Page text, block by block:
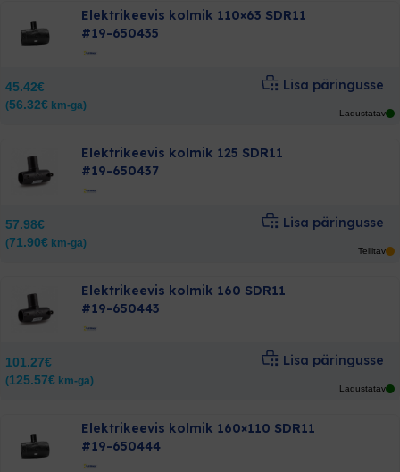
Välisvõrgud
Drenaaž
Kaablikaitse torud
Kiilsiibrid, spindlid ja muud ventiilid
PE liitmikud
Abimaterjalid
Elektrikeevisliitmikud
PE liitmikud
PE torud
Elektrikeevis kolmik 110×63 SDR11
#19-650435
45.42€
(56.32€ km-ga)
Lisa päringusse
Ladustatav
Elektrikeevis kolmik 125 SDR11
#19-650437
57.98€
(71.90€ km-ga)
Lisa päringusse
Tellitav
Elektrikeevis kolmik 160 SDR11
#19-650443
101.27€
(125.57€ km-ga)
Lisa päringusse
Ladustatav
Elektrikeevis kolmik 160×110 SDR11
#19-650444